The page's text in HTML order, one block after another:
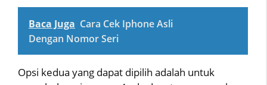
Baca Juga Cara Cek Iphone Asli
Dengan Nomor Seri
Opsi kedua yang dapat dipilih adalah untuk